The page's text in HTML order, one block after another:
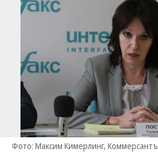
Фото: Максим Кимерлинг, Коммерсантъ